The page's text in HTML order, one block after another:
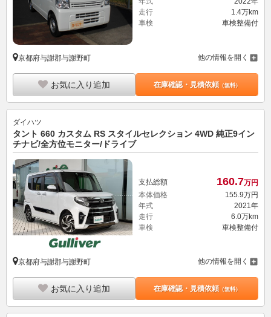
走行
1.4万km
車検
車検整備付
京都府与謝郡与謝野町 他の情報を開く
お気に入り追加 在庫確認・見積依頼（無料）
ダイハツ
タント 660 カスタム RS スタイルセレクション 4WD 純正9イン
チナビ/全方位モニター/ドライブ
支払総額 160.7万円
本体価格
155. 9万円
年式
2021年
走行
6.0万km
車検
車検整備付
京都府与謝郡与謝野町 他の情報を開く
お気に入り追加 在庫確認・見積依頼（無料）